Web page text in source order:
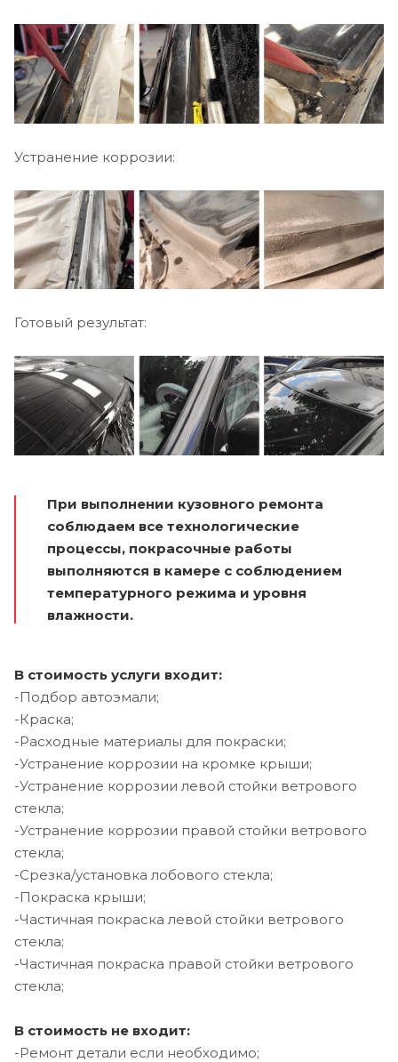
Устранение коррозии:
Готовый результат:
При выполнении кузовного ремонта
соблюдаем все технологические
процессы, покрасочные работы
выполняются в камере с соблюдением
температурного режима и уровня
влажности.
В стоимость услуги входит:
-Подбор автоэмали;
-Краска;
-Расходные материалы для покраски;
-Устранение коррозии на кромке крыши;
-Устранение коррозии левой стойки ветрового
стекла;
-Устранение коррозии правой стойки ветрового
стекла;
-Срезка/установка лобового стекла;
-Покраска крыши;
-Частичная покраска левой стойки ветрового
стекла;
-Частичная покраска правой стойки ветрового
стекла;
В стоимость не входит:
-Ремонт детали если необходимо;